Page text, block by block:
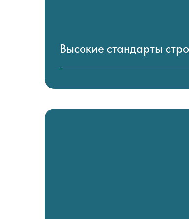
Высокие стандарты